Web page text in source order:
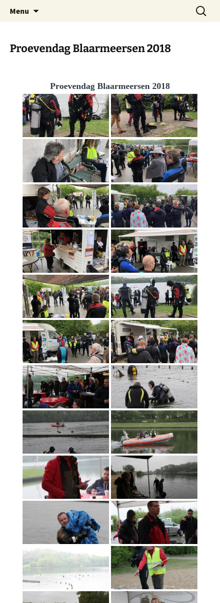
OVOS
Oost-Vlaamse Vereniging voor
Onderwateronderzoek en -Sport
Menu
Zoeken
naar:
Proevendag Blaarmeersen 2018
Proevendag Blaarmeersen 2018